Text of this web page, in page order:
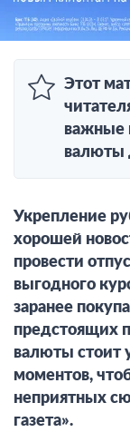
Этот
важные
валюты
Укрепление
хорошей
провести
выгодного
заранее
предстоящих
валюты стоит
моментов,
неприятных
газета».